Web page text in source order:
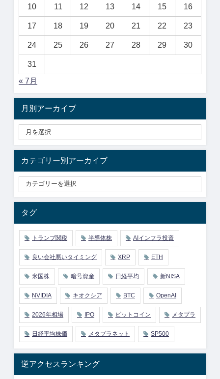
10 11 12 13 14 15 16
17 18 19 20 21 22 23
24 25 26 27 28 29 30
31
« 7月
月別アーカイブ
カテゴリー別アーカイブ
タグ
トランプ関税 半導体株 AIインフラ投資
良い会社悪いタイミング XRP ETH
米国株 暗号資産 日経平均 新NISA
NVIDIA キオクシア BTC OpenAI
2026年相場 IPO ビットコイン メタプラ
日経平均株価 メタプラネット SP500
逆アクセスランキング